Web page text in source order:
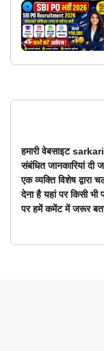
हमारी वेबसाइट
संबंधित जानकारियां दी
एक व्यक्ति विशेष द्वारा
देना है यहां पर किसी
पर हमें कमेंट में जरूर